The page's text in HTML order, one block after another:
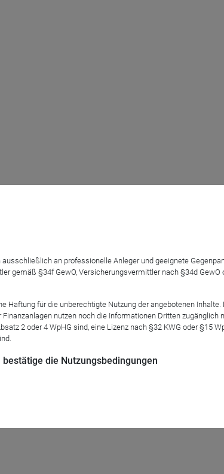
Multi-Asset-Portfolios für volatile Märkte
die nächste Stufe der Diversifizierung
rücken zunehmend aus den Randbereichen der
an professionelle Anleger und geeignete
gemäß §34f GewO, Versicherungsvermittler nach §34d
Haftung für die unberechtigte Nutzung der angebotenen
nutzen noch die Informationen Dritten
2 oder 4 WpHG sind, eine Lizenz nach §32 KWG oder §15
die Nutzungsbedingungen